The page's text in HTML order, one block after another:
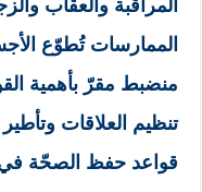
المراقبة والعقاب
الممارسات تُطوّع
منضبط مقرّ بأهمية
تنظيم العلاقات
قواعد حفظ الصحّة